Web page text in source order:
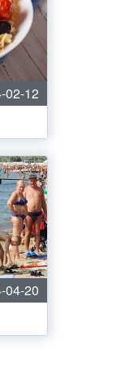
02-12
04-20